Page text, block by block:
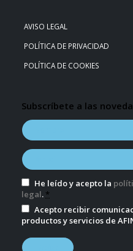
AVISO LEGAL
POLÍTICA DE PRIVACIDAD
POLÍTICA DE COOKIES
Subscríbete a las
He leído y acepto la
legal. *
Acepto recibir
productos y servicios de